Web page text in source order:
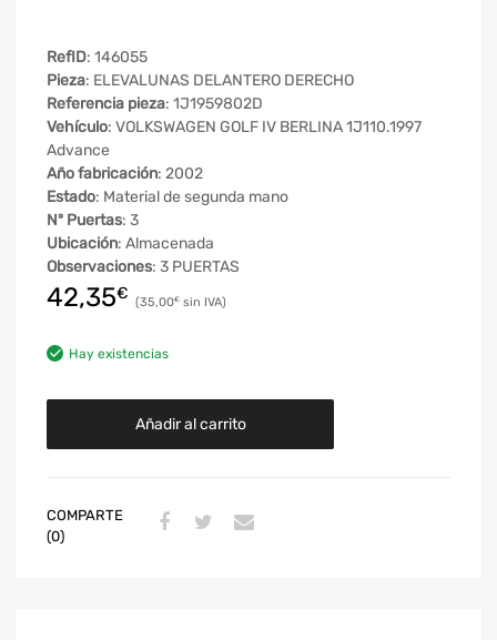
RefID: 146055
Pieza: ELEVALUNAS DELANTERO DERECHO
Referencia pieza: 1J1959802D
Vehículo: VOLKSWAGEN GOLF IV BERLINA 1J110.1997
Advance
Año fabricación: 2002
Estado: Material de segunda mano
Nº Puertas: 3
Ubicación: Almacenada
Observaciones: 3 PUERTAS
42,35€ 35,00€
Hay existencias
Añadir al carrito
COMPARTE
(0)